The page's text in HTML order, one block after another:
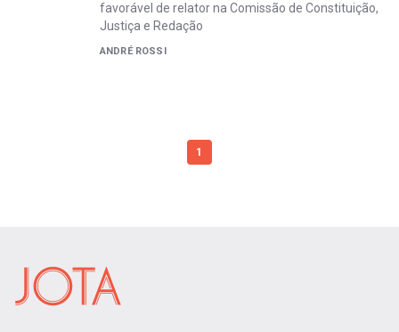
favorável de relator na Comissão de Constituição,
Justiça e Redação
ANDRÉ ROSSI
1